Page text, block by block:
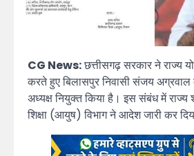
CG News:छत्तीसगढ़ सरकार ने राज्य
करते हुए बिलासपुर निवासी संजय
अध्यक्ष नियुक्त किया है। इस संबंध में राज्य
शिक्षा (आयुष) विभाग ने आदेश जारी कर